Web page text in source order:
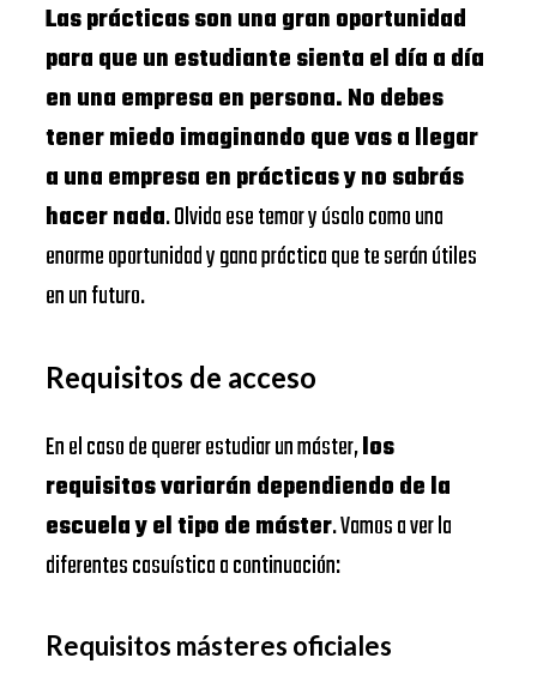
Las prácticas son una gran oportunidad
para que un estudiante sienta el día a día
en una empresa en persona. No debes
tener miedo imaginando que vas a llegar
a una empresa en prácticas y no sabrás
hacer nada. Olvida ese temor y úsalo como una
enorme oportunidad y gana práctica que te serán útiles
en un futuro.
Requisitos de acceso
En el caso de querer estudiar un máster,los
requisitos variarán dependiendo de la
escuela y el tipo de máster. Vamos a ver la
diferentes casuística a continuación:
Requisitos másteres oficiales